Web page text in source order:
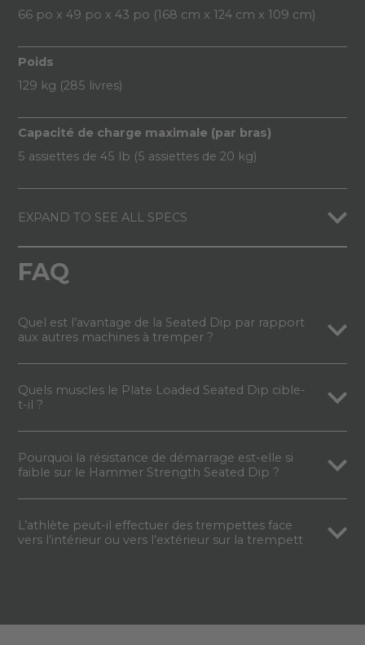
66 po x 49 po x 43 po (168 cm x 124 cm x 109 cm)
Poids
129 kg (285 livres)
Capacité de charge maximale (par bras)
5 assiettes de 45 lb (5 assiettes de 20 kg)
EXPAND TO SEE ALL SPECS
FAQ
Quel est l’avantage de la Seated Dip par rapport
aux autres machines à tremper ?
Quels muscles le Plate Loaded Seated Dip cible-
t-il ?
Pourquoi la résistance de démarrage est-elle si
faible sur le Hammer Strength Seated Dip ?
L’athlète peut-il effectuer des trempettes face
vers l’intérieur ou vers l’extérieur sur la trempett